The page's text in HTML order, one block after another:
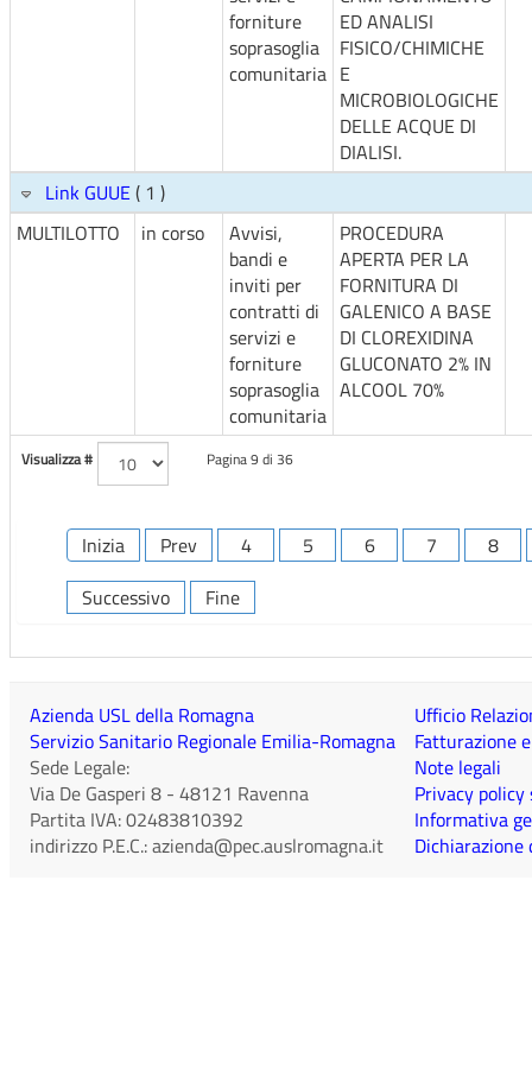
Visualizza # Pagina 9 di 36
Inizia Prev 4 5 6 7
8
Successivo
Fine
forniture
soprasoglia
comunitaria
ED ANALISI
FISICO/CHIMICHE
E
MICROBIOLOGICHE
DELLE ACQUE DI
DIALISI.
Link GUUE ( 1 )
MULTILOTTO
in corso
Avvisi,
bandi e
inviti per
contratti di
servizi e
forniture
soprasoglia
comunitaria
PROCEDURA
APERTA PER LA
FORNITURA DI
GALENICO A BASE
DI CLOREXIDINA
GLUCONATO 2% IN
ALCOOL 70%
Azienda USL della Romagna
Servizio Sanitario Regionale Emilia-Romagna
Sede Legale:
Via De Gasperi 8 - 48121 Ravenna
Partita IVA:02483810392
indirizzo P.E.C.:azienda@pec.auslromagna.it
Ufficio
Fatturazione
Note legali
Privacy
Informativa
Dichiarazione